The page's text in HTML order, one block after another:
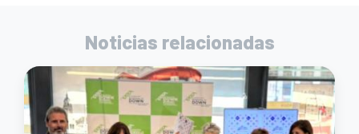
Noticias relacionadas